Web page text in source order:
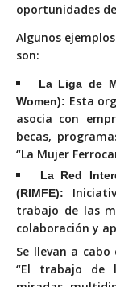
oportunidades
Algunos
son:
La Liga de
Women): Esta
asocia con
becas,
“La Mujer
La Red
(RIMFE):
trabajo de las
colaboración y
Se llevan a
“El trabajo de